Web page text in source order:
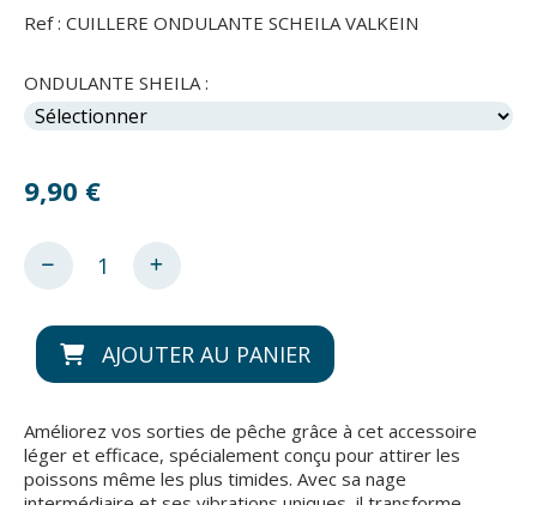
Ref : CUILLERE ONDULANTE SCHEILA VALKEIN
ONDULANTE SHEILA :
9,90 €
AJOUTER AU PANIER
Améliorez vos sorties de pêche grâce à cet accessoire
léger et efficace, spécialement conçu pour attirer les
poissons même les plus timides. Avec sa nage